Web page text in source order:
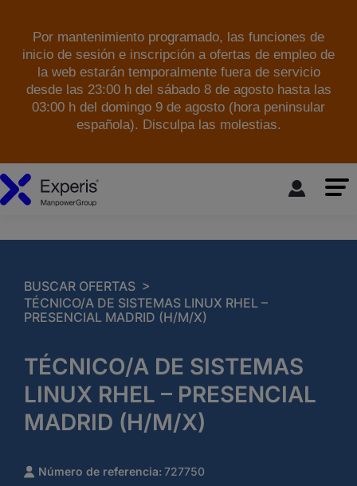
Por mantenimiento programado, las funciones de
inicio de sesión e inscripción a ofertas de empleo de
la web estarán temporalmente fuera de servicio
desde las 23:00 h del sábado 8 de agosto hasta las
03:00 h del domingo 9 de agosto (hora peninsular
española). Disculpa las molestias.
BUSCAR OFERTAS >
TÉCNICO/A DE SISTEMAS LINUX RHEL –
PRESENCIAL MADRID (H/M/X)
TÉCNICO/A DE SISTEMAS
LINUX RHEL – PRESENCIAL
MADRID (H/M/X)
Número de referencia: 727750